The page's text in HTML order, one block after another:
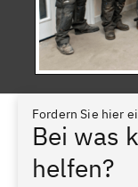
Fordern Sie hier
Bei was
helfen?